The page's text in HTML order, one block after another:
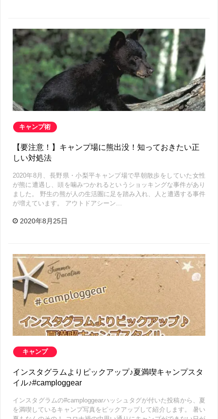
キャンプ術
【要注意！】キャンプ場に熊出没！知っておきたい正
しい対処法
2020年8月、長野県・小梨平キャンプ場で早朝散歩をしていた女性
が熊に遭遇し、頭を噛みつかれるというショッキングな事件があり
ました。 野生の熊が人の生活圏に足を踏み入れ、人と遭遇する事件
が増えています。 アウトドアシーン…
2020年8月25日
キャンプ
インスタグラムよりピックアップ♪夏満喫キャンプスタ
イル♪#camploggear
インスタグラムの#camploggearハッシュタグが付いた投稿から、夏
を満喫しているキャンプ写真をピックアップして紹介します。 暑い